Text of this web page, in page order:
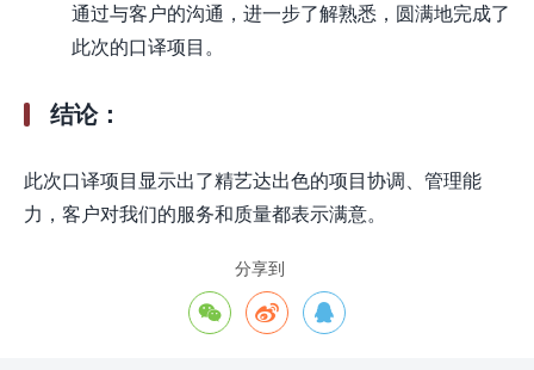
通过与客户的沟通，进一步了解熟悉，圆满地完成了
此次的口译项目。
结论：
此次口译项目显示出了精艺达出色的项目协调、管理能
力，客户对我们的服务和质量都表示满意。
分享到
  